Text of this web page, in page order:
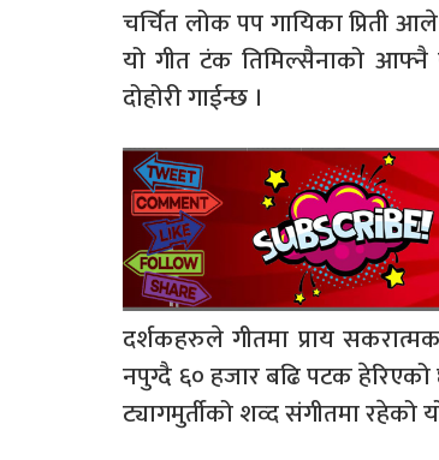
चर्चित लोक पप गायिका प्रिती
यो गीत टंक तिमिल्सैनाको आफ्नै
दोहोरी गाईन्छ ।
दर्शकहरुले गीतमा प्राय
नपुग्दै ६० हजार बढि पटक हेरिएको
ट्यागमुर्तीको शव्द संगीतमा रहेको